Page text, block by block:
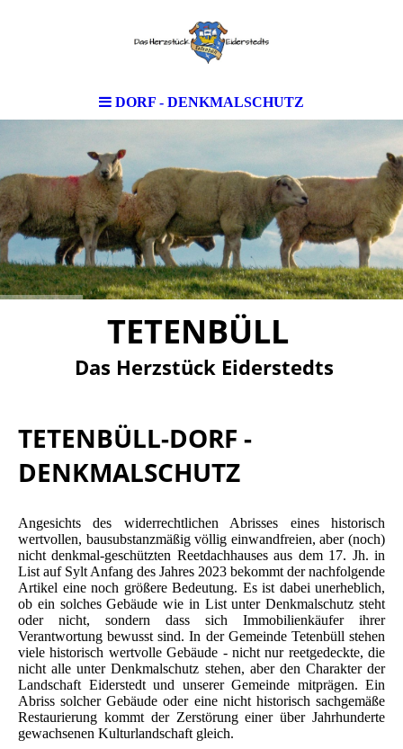
DORF - DENKMALSCHUTZ
TETENBÜLL
Das Herzstück Eiderstedts
TETENBÜLL-DORF -
DENKMALSCHUTZ
Angesichts des widerrechtlichen Abrisses eines historisch
wertvollen, bausubstanzmäßig völlig einwandfreien, aber (noch)
nicht denkmal-geschützten Reetdachhauses aus dem 17. Jh. in
List auf Sylt Anfang des Jahres 2023 bekommt der nachfolgende
Artikel eine noch größere Bedeutung. Es ist dabei unerheblich,
ob ein solches Gebäude wie in List unter Denkmalschutz steht
oder nicht, sondern dass sich Immobilienkäufer ihrer
Verantwortung bewusst sind. In der Gemeinde Tetenbüll stehen
viele historisch wertvolle Gebäude - nicht nur reetgedeckte, die
nicht alle unter Denkmalschutz stehen, aber den Charakter der
Landschaft Eiderstedt und unserer Gemeinde mitprägen. Ein
Abriss solcher Gebäude oder eine nicht historisch sachgemäße
Restaurierung kommt der Zerstörung einer über Jahrhunderte
gewachsenen Kulturlandschaft gleich.